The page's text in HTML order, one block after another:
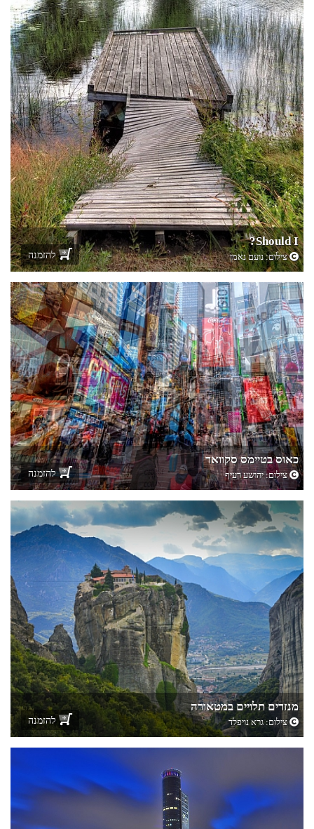
Should I?
צילום:נועם נאמן להזמנה
כאוס בטיימס סקוואר
צילום:יהושע רעיף להזמנה
מנזרים תלויים במטאורה
צילום:גרא נויפלד להזמנה